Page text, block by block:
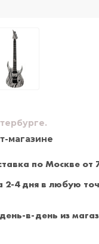
магазине
по Москве от
2-4 дня в любую
в-день из